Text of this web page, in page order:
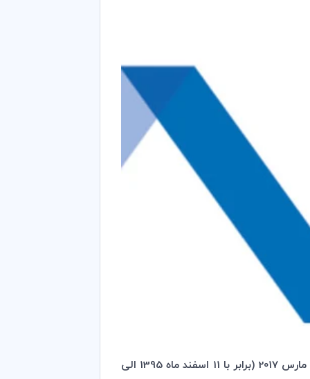
) به منظور اصلاح مقررات داوری رویدادی را در بازه زمانی اول تا 30 مارس 2017 (برابر با 11 اسفند ماه 1395 الی